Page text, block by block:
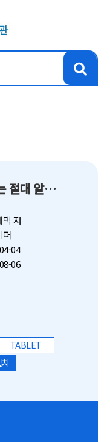
웨딩플래너는 절대 알려주지 않는 결혼 준비 체크리스트
댁 저
퍼
04
06
TABLET